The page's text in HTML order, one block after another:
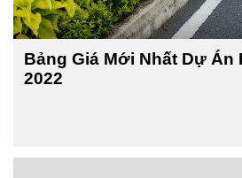
Bảng Giá Mới Nhất Dự Án
2022